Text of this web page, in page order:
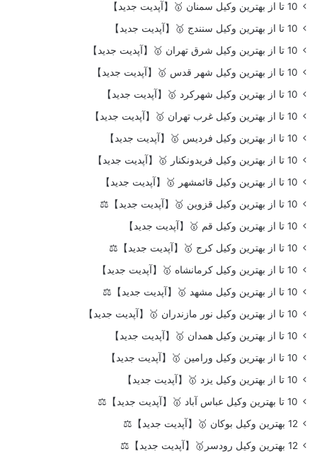
10 تا از بهترین وکیل سمنان 🥇【آپدیت جدید】
10 تا از بهترین وکیل سنندج 🥇【آپدیت جدید】
10 تا از بهترین وکیل شرق تهران 🥇【آپدیت جدید】
10 تا از بهترین وکیل شهر قدس 🥇【آپدیت جدید】
10 تا از بهترین وکیل شهرکرد 🥇【آپدیت جدید】
10 تا از بهترین وکیل غرب تهران 🥇【آپدیت جدید】
10 تا از بهترین وکیل فردیس 🥇【آپدیت جدید】
10 تا از بهترین وکیل فریدونکنار 🥇【آپدیت جدید】
10 تا از بهترین وکیل قائمشهر 🥇【آپدیت جدید】
10 تا از بهترین وکیل قزوین 🥇【آپدیت جدید】⚖️
10 تا از بهترین وکیل قم 🥇【آپدیت جدید】
10 تا از بهترین وکیل کرج 🥇【آپدیت جدید】⚖️
10 تا از بهترین وکیل کرمانشاه 🥇【آپدیت جدید】
10 تا از بهترین وکیل مشهد 🥇【آپدیت جدید】⚖️
10 تا از بهترین وکیل نور مازندران 🥇【آپدیت جدید】
10 تا از بهترین وکیل همدان 🥇【آپدیت جدید】
10 تا از بهترین وکیل ورامین 🥇【آپدیت جدید】
10 تا از بهترین وکیل یزد 🥇【آپدیت جدید】
10 تا بهترین وکیل عباس آباد 🥇【آپدیت جدید】⚖️
12 بهترین وکیل بوکان 🥇【آپدیت جدید】⚖️
12 بهترین وکیل رودسر🥇【آپدیت جدید】⚖️